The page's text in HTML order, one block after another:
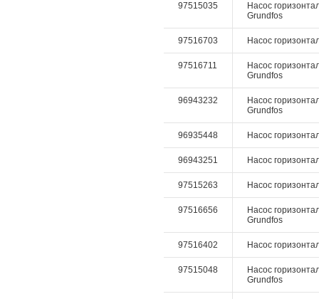
97515035
Насос
Grundfos
97516703 Насос
97516711
Насос
Grundfos
96943232
Насос
Grundfos
96935448 Насос
96943251 Насос
97515263 Насос
97516656
Насос
Grundfos
97516402 Насос
97515048
Насос
Grundfos